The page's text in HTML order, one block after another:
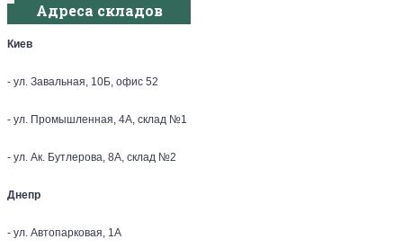
Адреса складов
Киев
- ул. Завальная, 10Б, офис 52
- ул. Промышленная, 4А, склад №1
- ул. Ак. Бутлерова, 8А, склад №2
Днепр
- ул. Автопарковая, 1А